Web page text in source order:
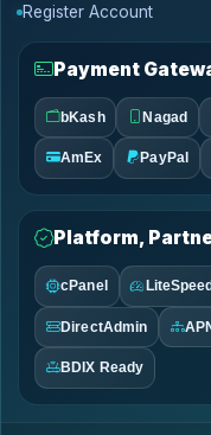
Register Account
Payment
bKash Nagad
AmEx PayPal
Platform,
cPanel LiteSpeed
DirectAdmin
BDIX Ready